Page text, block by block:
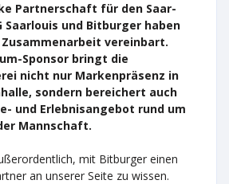
Partnerschaft für den Saar-
Saarlouis und Bitburger haben
vereinbart.
Sponsor bringt die
nicht nur Markenpräsenz in
sondern bereichert auch
und Erlebnisangebot rund um
Mannschaft.
mit Bitburger einen
an unserer Seite zu wissen.